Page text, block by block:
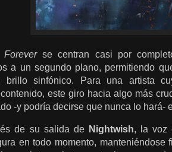
Foreverse centran casi por
a un segundo plano, permitiendo
brillo sinfónico. Para una artista
este giro hacia algo más
-y podría decirse que nunca lo hará-
de su salida de Nightwish, la
en todo momento,